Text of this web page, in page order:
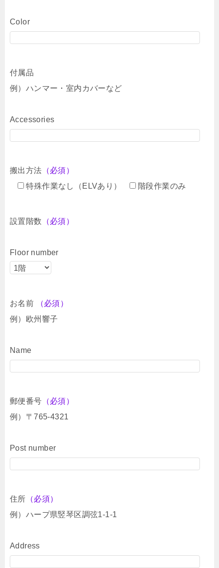
Color
付属品
例）ハンマー・室内カバーなど
Accessories
搬出方法 （必須）
特殊作業なし（ELVあり）
階段作業のみ
設置階数 （必須）
Floor number
お名前
（必須）
例）欧州響子
Name
郵便番号 （必須）
例）〒765-4321
Post number
住所 （必須）
例）ハープ県竪琴区調弦1-1-1
Address